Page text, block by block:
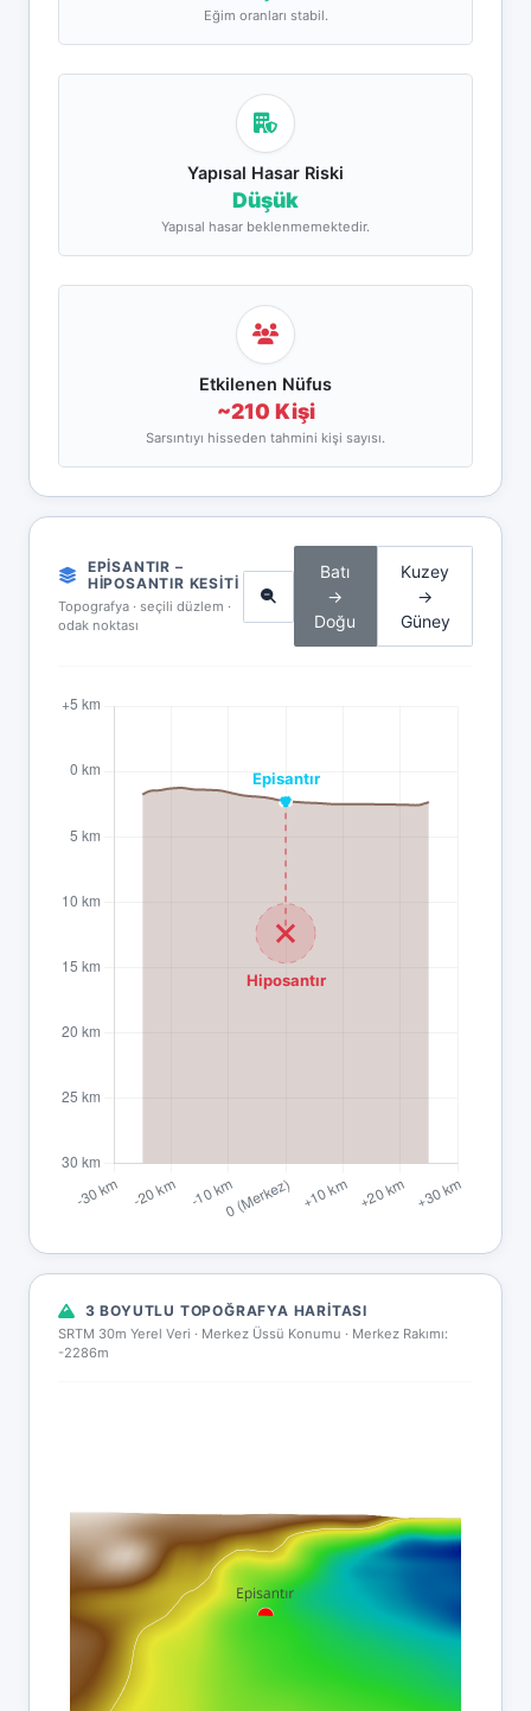
Eğim oranları stabil.
Yapısal Hasar Riski
Düşük
Yapısal hasar beklenmemektedir.
Etkilenen Nüfus
~210 Kişi
Sarsıntıyı hisseden tahmini kişi sayısı.
EPISANTIR –
HIPOSANTIR KESITI
Topografya · seçili düzlem ·
odak noktası
Batı
→
Doğu
Kuzey
→
Güney
3 BOYUTLU TOPOĞRAFYA HARITASI
SRTM 30m Yerel Veri · Merkez Üssü Konumu · Merkez Rakımı:
-2286m